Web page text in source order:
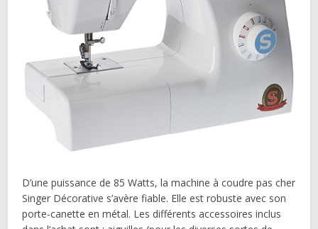
D’une puissance de 85 Watts, la machine à coudre pas cher
Singer Décorative s’avère fiable. Elle est robuste avec son
porte-canette en métal. Les différents accessoires inclus